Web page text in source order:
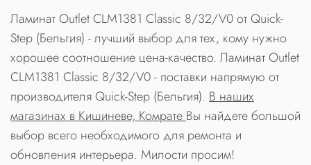
Ламинат Outlet CLM1381 Classic 8/32/V0 от Quick-
Step (Бельгия) - лучший выбор для тех, кому нужно
хорошее соотношение цена-качество. Ламинат Outlet
CLM1381 Classic 8/32/V0 - поставки напрямую от
производителя Quick-Step (Бельгия). В наших
магазинах в Кишиневе, КомратеВы найдете большой
выбор всего необходимого для ремонта и
обновления интерьера. Милости просим!